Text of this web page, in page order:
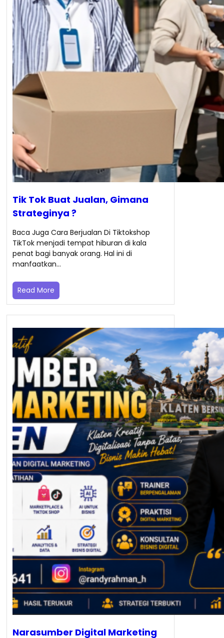
Tik Tok Buat Jualan, Gimana
Strateginya ?
Baca Juga Cara Berjualan Di Tiktokshop
TikTok menjadi tempat hiburan di kala
penat bagi banyak orang. Hal ini di
manfaatkan…
Read More
Narasumber Digital Marketing